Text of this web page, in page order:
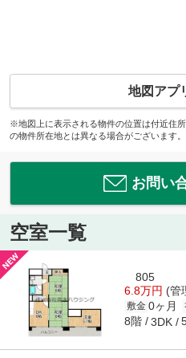
地図アプ
※地図上に表示される物件の位置は付近住
の物件所在地とは異なる場合がございます。
お問い
空室一覧
805
6.8万円 (管
敷金 0ヶ月
8階 3DK